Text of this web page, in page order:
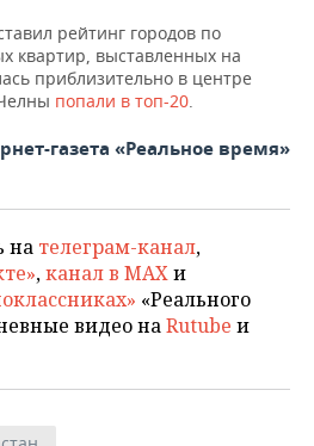
рейтинг городов по
квартир, выставленных на
приблизительно в центре
попали в топ-20.
газета «Реальное время»
на телеграм-канал,
,канал в MAXи
«Реального
видео наRutube и